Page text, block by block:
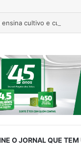
cultivo e cuidados
O JORNAL QUE